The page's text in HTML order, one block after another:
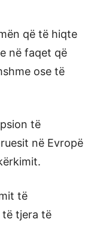
që të hiqte
në faqet që
ose të
të
në Evropë
të
të tjera të